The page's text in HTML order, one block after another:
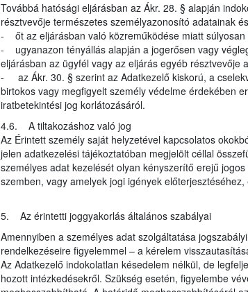
Továbbá hatósági eljárásban az Ákr. 28. § alapján
résztvevője természetes személyazonosító adatainak
- őt az eljárásban való közreműködése miatt súlyosan
- ugyanazon tényállás alapján a jogerősen vagy
eljárásban az ügyfél vagy az eljárás egyéb résztvevője
- az Ákr. 30. § szerint az Adatkezelő kiskorú, a
birtokos vagy megfigyelt személy védelme érdekében
iratbetekintési jog korlátozásáról.
4.6. A tiltakozáshoz való jog
Az Érintett személy saját helyzetével kapcsolatos
jelen adatkezelési tájékoztatóban megjelölt céllal
személyes adat kezelését olyan kényszerítő erejű
szemben, vagy amelyek jogi igények
5. Az érintetti joggyakorlás általános szabályai
Amennyiben a személyes adat szolgáltatása
rendelkezéseire figyelemmel – a kérelem
Az Adatkezelő indokolatlan késedelem nélkül, de
hozott intézkedésekről. Szükség esetén, figyelembe